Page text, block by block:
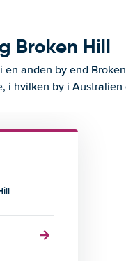
Broken Hill
anden by end
i hvilken by i Australien